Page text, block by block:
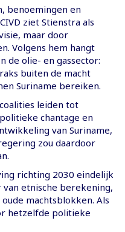
benoemingen en
ziet Stienstra als
maar door
Volgens hem hangt
de olie- en gassector:
buiten de macht
Suriname bereiken.
leiden tot
chantage en
van Suriname,
zou daardoor
richting 2030 eindelijk
etnische berekening,
machtsblokken. Als
hetzelfde politieke